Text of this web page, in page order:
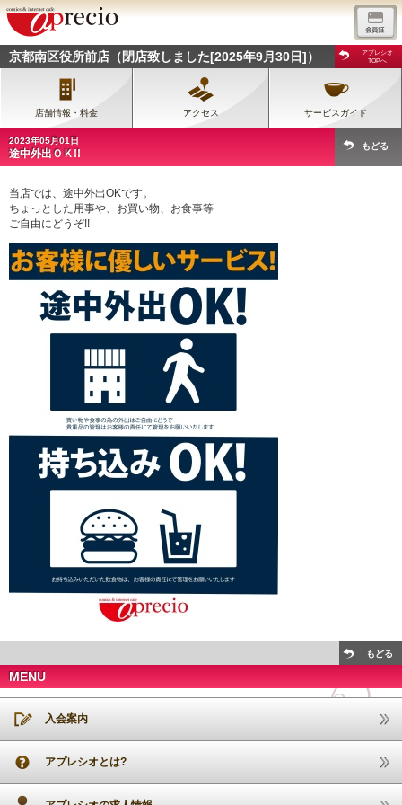
京都南区役所前店（閉店致しました[2025年9月30日]）
アプレシオ
TOPへ
店舗情報・料金 アクセス サービスガイド
2023年05月01日
途中外出ＯＫ!!
もどる
当店では、途中外出OKです。
ちょっとした用事や、お買い物、お食事等
ご自由にどうぞ!!
もどる
MENU
入会案内
アプレシオとは?